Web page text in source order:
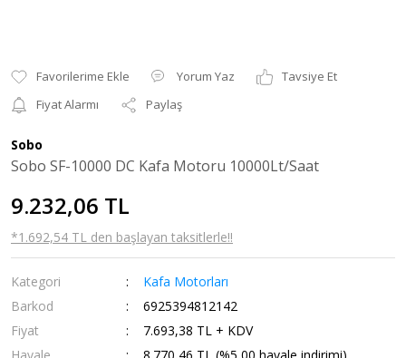
Yorum Yaz
Tavsiye Et
Fiyat Alarmı
Paylaş
Sobo
Sobo SF-10000 DC Kafa Motoru 10000Lt/Saat
9.232,06 TL
*1.692,54 TL den başlayan taksitlerle!!
Kategori
Kafa Motorları
Barkod
6925394812142
Fiyat
7.693,38 TL + KDV